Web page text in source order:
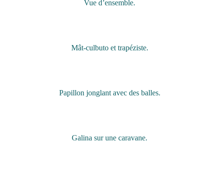
Vue d’ensemble.
Mât-culbuto et trapéziste.
Papillon jonglant avec des balles.
Galina sur une caravane.